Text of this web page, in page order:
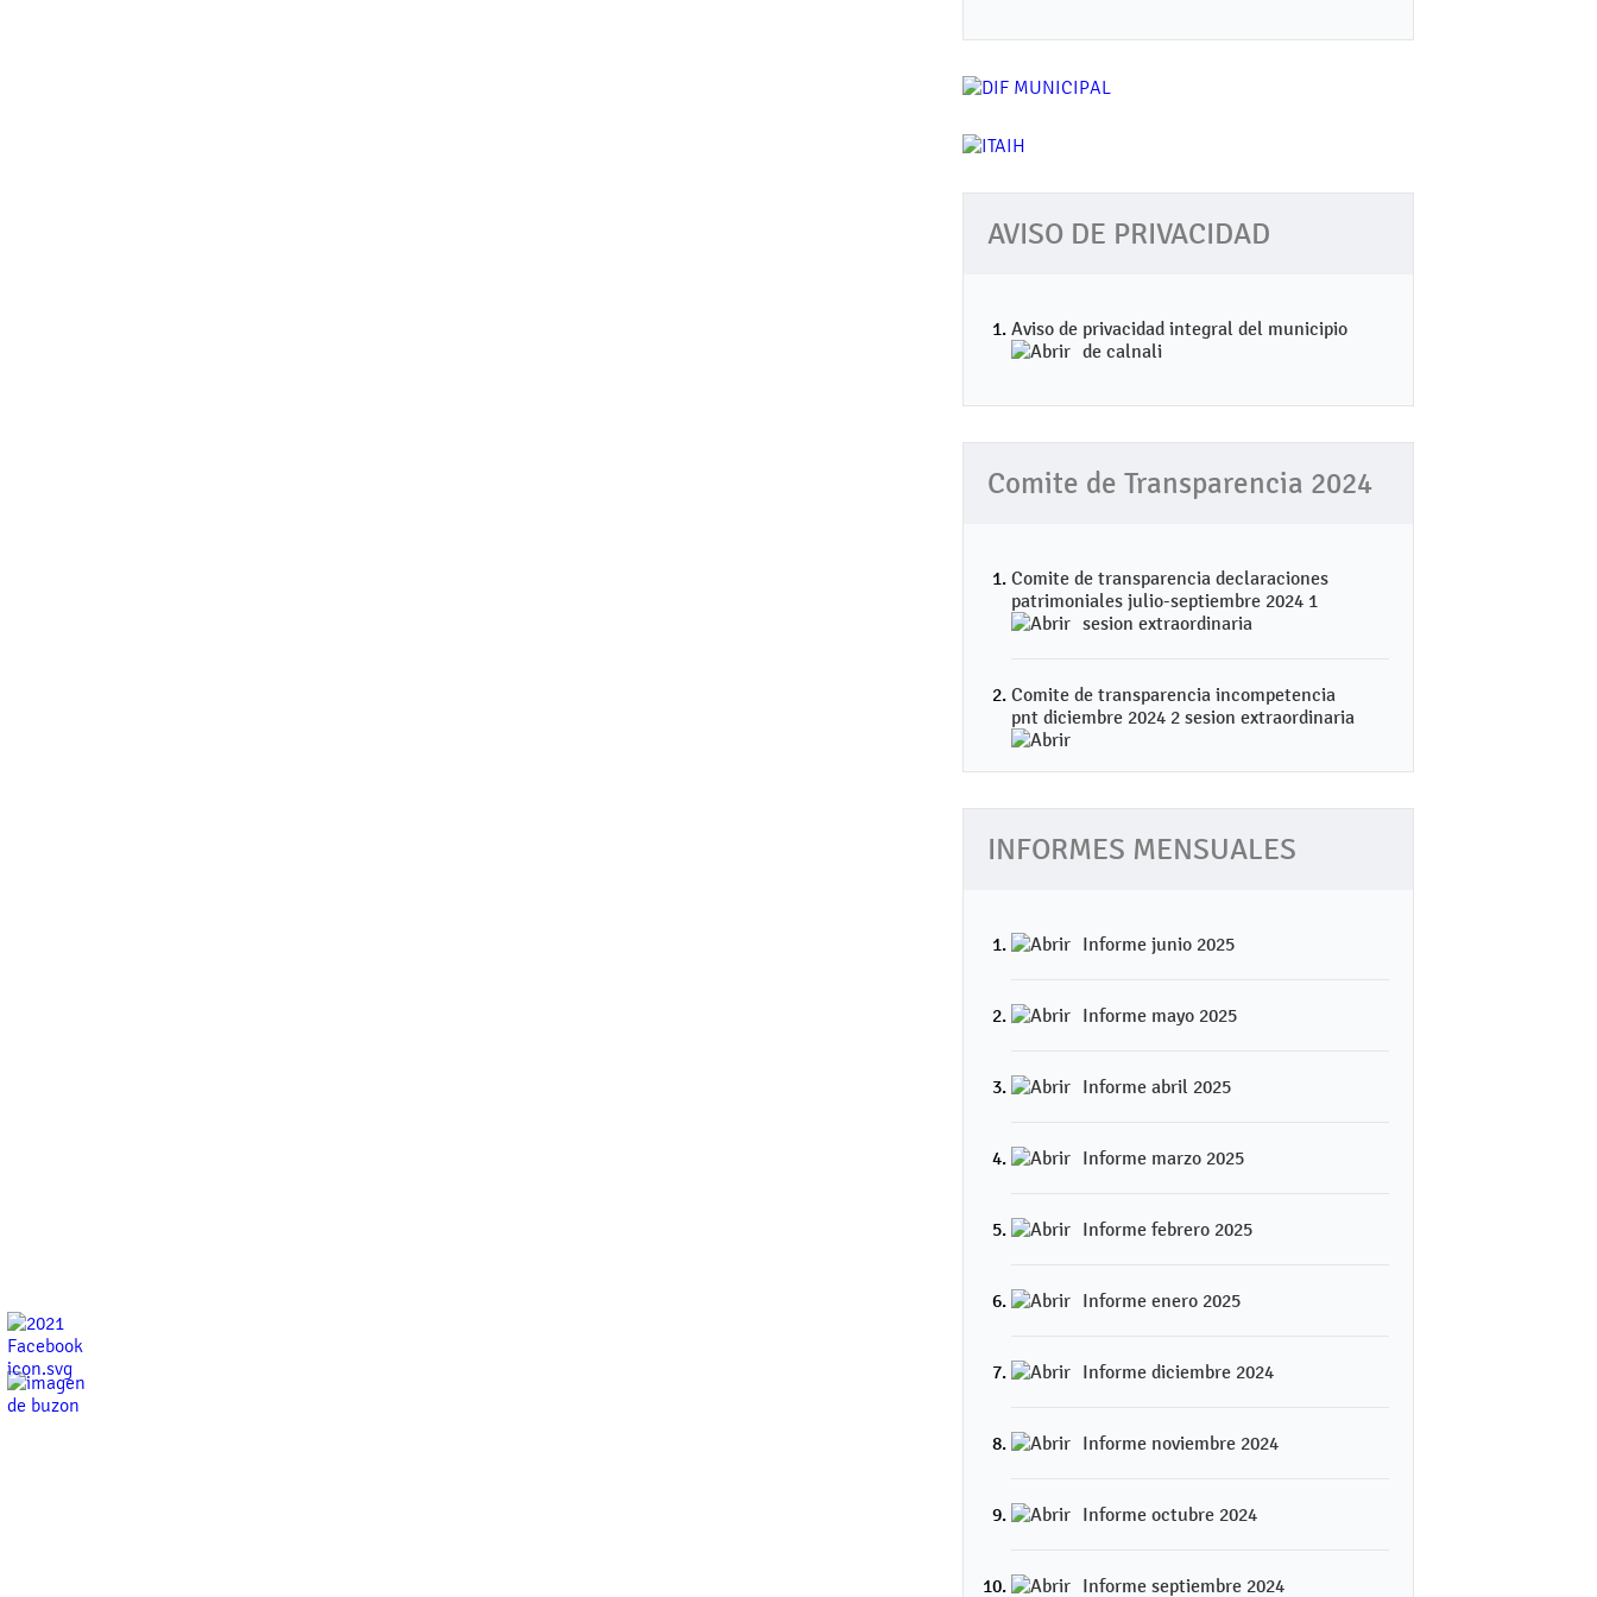
AVISO DE PRIVACIDAD
Aviso de privacidad integral del municipio
de calnali
Comite de Transparencia 2024
Comite de transparencia declaraciones
patrimoniales julio-septiembre 2024 1
sesion extraordinaria
Comite de transparencia incompetencia
pnt diciembre 2024 2 sesion extraordinaria
INFORMES MENSUALES
Informe junio 2025
Informe mayo 2025
Informe abril 2025
Informe marzo 2025
Informe febrero 2025
Informe enero 2025
Informe diciembre 2024
Informe noviembre 2024
Informe octubre 2024
Informe septiembre 2024